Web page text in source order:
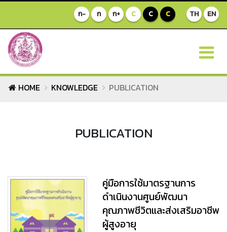
TH EN
ก- ก ก+ C C C
HOME KNOWLEDGE PUBLICATION
PUBLICATION
คู่มือการใช้มาตรฐานการ
ดำเนินงานศูนย์พัฒนา
คุณภาพชีวิตและส่งเสริมอาชีพ
ผู้สูงอายุ